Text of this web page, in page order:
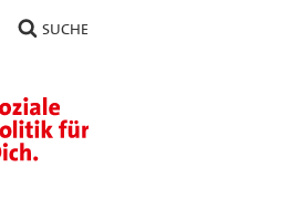
SUCHE